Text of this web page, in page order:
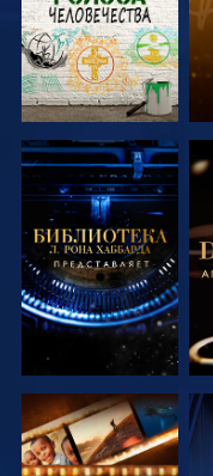
СМОТРЕТЬ
ПЕРЕДАЧИ
СМОТРЕТЬ